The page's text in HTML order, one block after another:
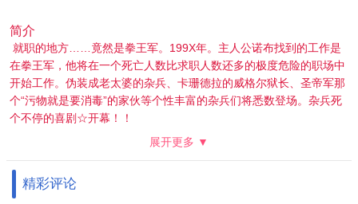
简介
就职的地方……竟然是拳王军。199X年。主人公诺布找到的工作是
在拳王军，他将在一个死亡人数比求职人数还多的极度危险的职场中
开始工作。伪装成老太婆的杂兵、卡珊德拉的威格尔狱长、圣帝军那
个“污物就是要消毒”的家伙等个性丰富的杂兵们将悉数登场。杂兵死
个不停的喜剧☆开幕！！
展开更多 ▼
精彩评论